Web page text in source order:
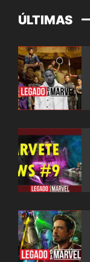
ÚLTIMAS